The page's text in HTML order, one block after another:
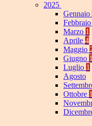
2025
Gennaio
Febbraio
Marzo 1
Aprile 4
Maggio
Giugno 1
Luglio 1
Agosto
Ottobre 1